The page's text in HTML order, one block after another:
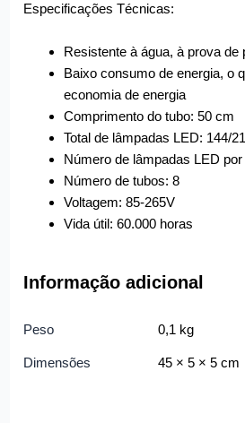
Especificações Técnicas:
Resistente à água, à prova de
Baixo consumo de energia, o
economia de energia
Comprimento do tubo: 50 cm
Total de lâmpadas LED: 144/
Número de lâmpadas LED
Número de tubos: 8
Voltagem: 85-265V
Vida útil: 60.000 horas
Informação adicional
Peso 0,1 kg
Dimensões 45 × 5 × 5 cm